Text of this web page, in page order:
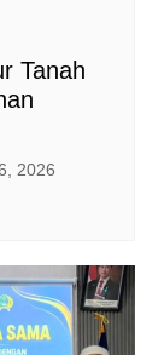
Tanah
2026